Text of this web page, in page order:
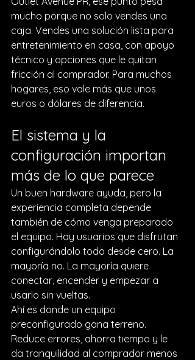
mucho porque no solo vendes una
caja. Vendes una solución lista para
entretenimiento en casa, con apoyo
técnico y opciones que le quitan
fricción al comprador. Para muchos
hogares, eso vale más que unos
euros o dólares de diferencia.
El sistema y la
configuración importan
más de lo que parece
Un buen hardware ayuda, pero la
experiencia completa depende
también de cómo venga preparado
el equipo. Hay usuarios que disfrutan
configurándolo todo desde cero. La
mayoría no. La mayoría quiere
conectar, encender y empezar a
usarlo sin vueltas.
Ahí es donde un equipo
preconfigurado gana terreno.
Reduce errores, ahorra tiempo y le
da tranquilidad al comprador menos